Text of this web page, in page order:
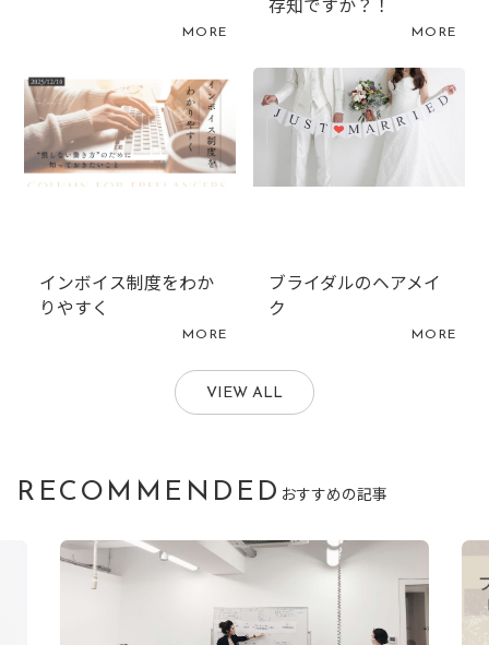
MORE
存知ですか？！
MORE
インボイス制度をわか
りやすく
MORE
ブライダルのヘアメイ
ク
MORE
VIEW ALL
RECOMMENDED おすすめの記事